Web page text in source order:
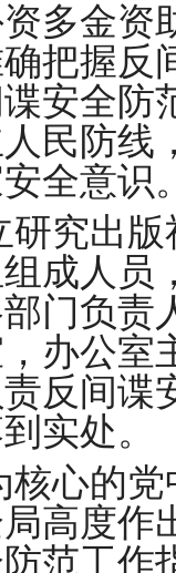
多金资
把握反
安全防
民防线
全意识
研究出
成人员
门负责
办公室
反间谍
实处。
核心的
高度作
范工作